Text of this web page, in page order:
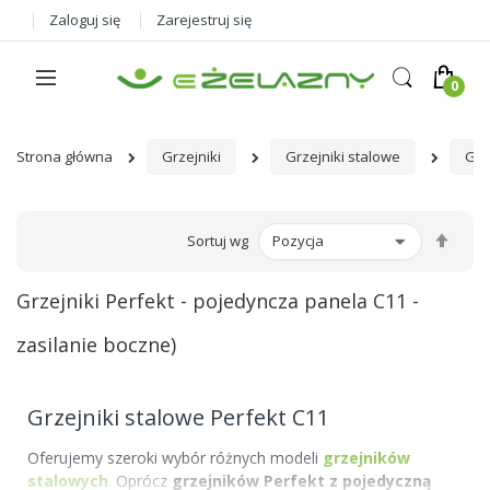
Zaloguj się Zarejestruj się
Strona główna Grzejniki Grzejniki stalowe
Grzejniki Perfekt - pojedyncza panela C11 -
zasilanie boczne)
Grzejniki stalowe Perfekt C11
Oferujemy szeroki wybór różnych modeli grzejników
stalowych. Oprócz grzejników Perfekt z pojedyczną
Sortuj wg